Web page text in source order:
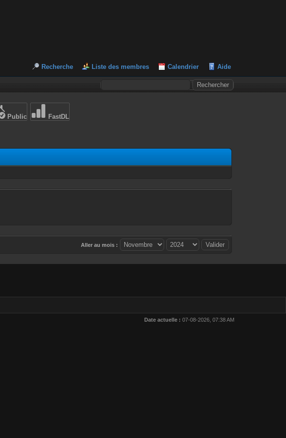
Recherche Liste des membres Calendrier Aide
Public FastDL
Aller au mois :
Date actuelle : 07-08-2026, 07:38 AM